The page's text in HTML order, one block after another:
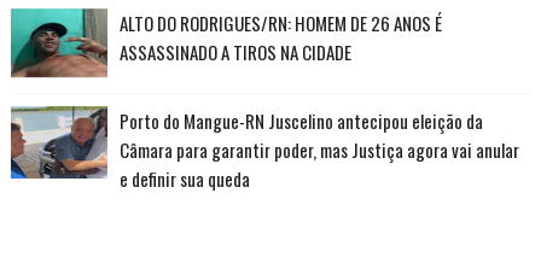
ALTO DO RODRIGUES/RN: HOMEM DE 26 ANOS É
ASSASSINADO A TIROS NA CIDADE
Porto do Mangue-RN Juscelino antecipou eleição da
Câmara para garantir poder, mas Justiça agora vai anular
e definir sua queda